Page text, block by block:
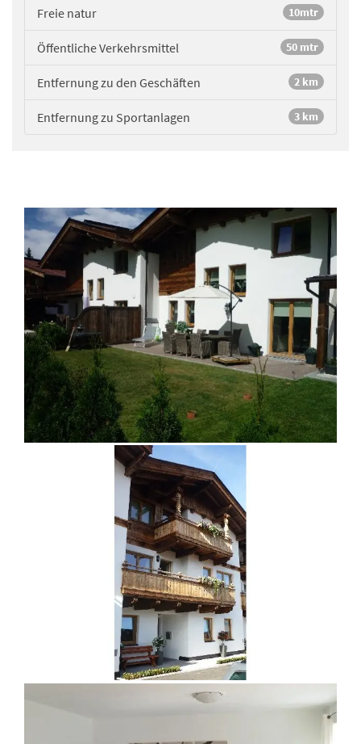
Freie natur 10mtr
Öffentliche Verkehrsmittel 50 mtr
Entfernung zu den Geschäften 2 km
Entfernung zu Sportanlagen 3 km